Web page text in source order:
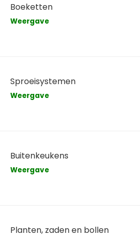
Boeketten
Weergave
Sproeisystemen
Weergave
Buitenkeukens
Weergave
Planten, zaden en bollen